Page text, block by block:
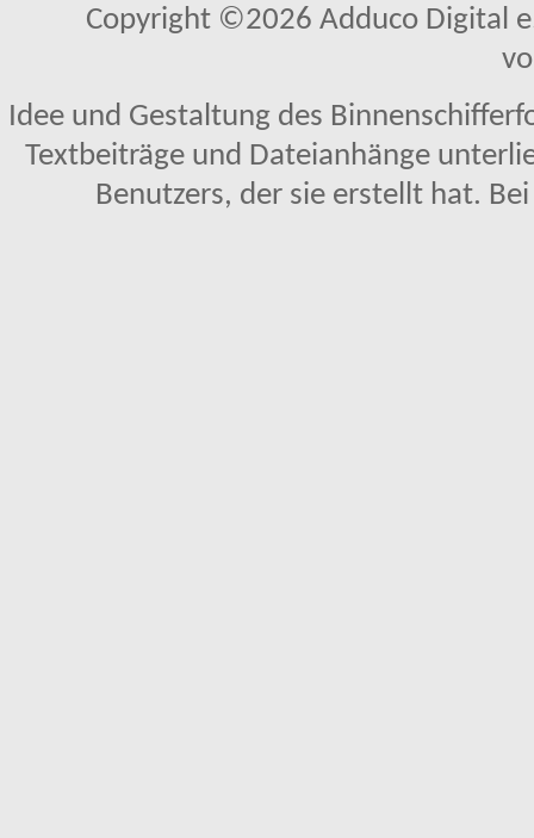
Copyright ©2026 Adduco Digital
Idee und Gestaltung des
Textbeiträge und Dateianhänge
Benutzers, der sie erstellt hat.